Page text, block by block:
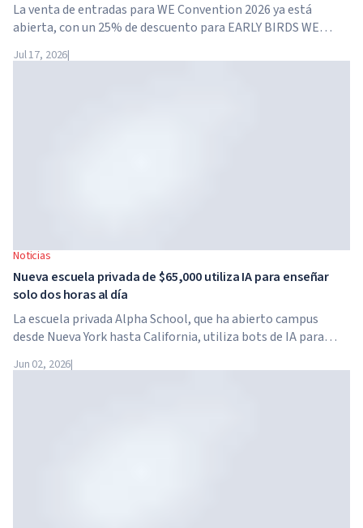
La venta de entradas para WE Convention 2026 ya está
abierta, con un 25% de descuento para EARLY BIRDS WE
noviembre de 2026, el foro se celebrará en SO/...
Jul 17, 2026|
Noticias
Nueva escuela privada de $65,000 utiliza IA para enseñar
solo dos horas al día
La escuela privada Alpha School, que ha abierto campus
desde Nueva York hasta California, utiliza bots de IA para
día. La escuela no tiene profesores tradicionales, ni tareas
Jun 02, 2026|